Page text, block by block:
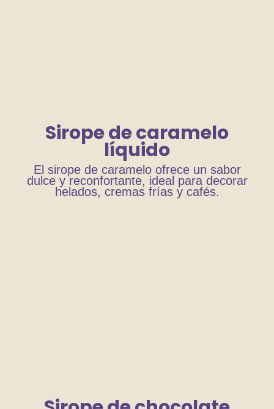
Sirope de caramelo
líquido
El sirope de caramelo ofrece un sabor
dulce y reconfortante, ideal para decorar
helados, cremas frías y cafés.